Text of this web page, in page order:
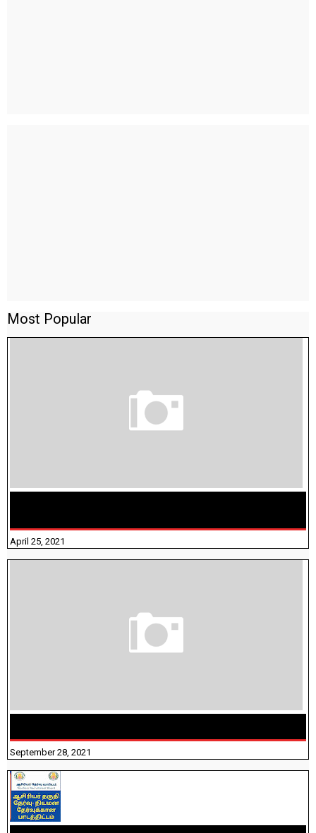
Most Popular
April 25, 2021
September 28, 2021